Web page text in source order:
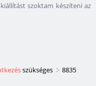
szoktam készíteni az
szükséges
8835